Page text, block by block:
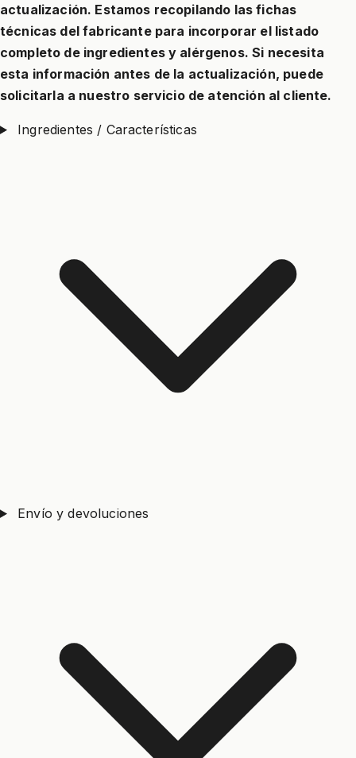
actualización. Estamos recopilando las fichas
técnicas del fabricante para incorporar el listado
completo de ingredientes y alérgenos. Si necesita
esta información antes de la actualización, puede
solicitarla a nuestro servicio de atención al cliente.
Ingredientes / Características
Envío y devoluciones